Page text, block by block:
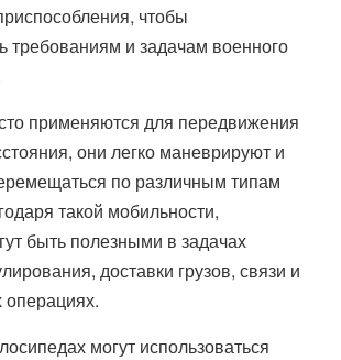
чтобы
требованиям и задачам военного
применяются для передвижения
они легко маневрируют и
по различным типам
такой мобильности,
быть полезными в задачах
доставки грузов, связи и
операциях.
могут использоваться